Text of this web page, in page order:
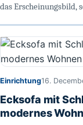
das Erscheinungsbild,
Einrichtung16.
Ecksofa mit
modernes